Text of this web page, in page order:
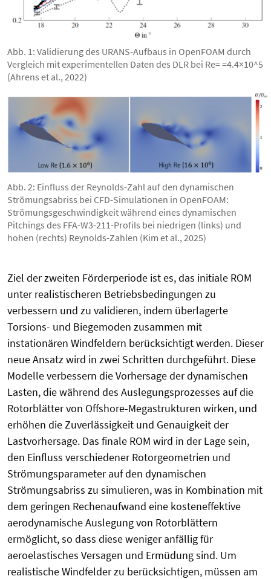
Abb. 1: Validierung des URANS-Aufbaus in OpenFOAM durch
Vergleich mit experimentellen Daten des DLR bei Re= =4.4×10^5
(Ahrens et al., 2022)
Abb. 2: Einfluss der Reynolds-Zahl auf den dynamischen
Strömungsabriss bei CFD-Simulationen in OpenFOAM:
Strömungsgeschwindigkeit während eines dynamischen
Pitchings des FFA-W3-211-Profils bei niedrigen (links) und
hohen (rechts) Reynolds-Zahlen (Kim et al., 2025)
Ziel der zweiten Förderperiode ist es, das initiale ROM
unter realistischeren Betriebsbedingungen zu
verbessern und zu validieren, indem überlagerte
Torsions- und Biegemoden zusammen mit
instationären Windfeldern berücksichtigt werden. Dieser
neue Ansatz wird in zwei Schritten durchgeführt. Diese
Modelle verbessern die Vorhersage der dynamischen
Lasten, die während des Auslegungsprozesses auf die
Rotorblätter von Offshore-Megastrukturen wirken, und
erhöhen die Zuverlässigkeit und Genauigkeit der
Lastvorhersage. Das finale ROM wird in der Lage sein,
den Einfluss verschiedener Rotorgeometrien und
Strömungsparameter auf den dynamischen
Strömungsabriss zu simulieren, was in Kombination mit
dem geringen Rechenaufwand eine kosteneffektive
aerodynamische Auslegung von Rotorblättern
ermöglicht, so dass diese weniger anfällig für
aeroelastisches Versagen und Ermüdung sind. Um
realistische Windfelder zu berücksichtigen, müssen am